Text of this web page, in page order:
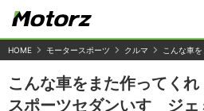
HOME モータースポーツ クルマ こんな車
こんな車をまた作ってく
スポーツセダンいすゞジェ